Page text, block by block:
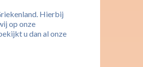
Hierbij
op onze
u dan al onze